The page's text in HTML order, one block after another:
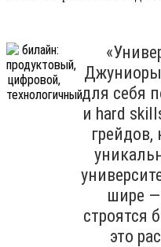
для себя
и hard
шире
строятся
это